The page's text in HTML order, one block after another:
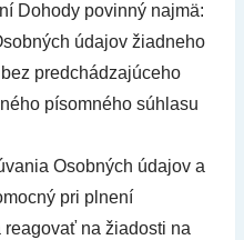
Dohody povinný najmä:
údajov žiadneho
predchádzajúceho
písomného súhlasu
Osobných údajov a
pri plnení
na žiadosti na